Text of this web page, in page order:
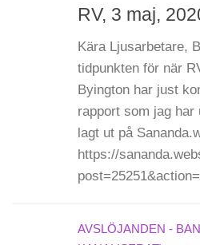
RV, 3 maj,
Kära Ljusarbetare,
tidpunkten för när
Byington har just
rapport som jag
lagt ut på
https://
AVSLÖJANDEN -